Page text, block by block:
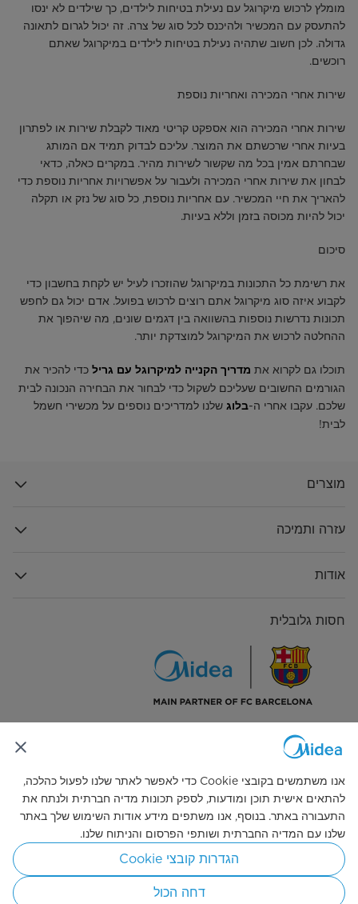
מומלץ לרכוש מיקרוגל עם נעילת בטיחות לילדים, כך שילדים לא ינסו
להתעסק עם המכשיר ולהיכנס לכל סוג של צרה. זה יכול לגרום לתאונה
גדולה. לכן חשוב שתהיה נעילת בטיחות לילדים במיקרוגל שאתם
רוכשים.
שירות אחרי המכירה ואחריות נוספת
שירות אחרי המכירה הוא אספקט קריטי מאוד לקבלת שירות או לפתרון
בעיות אחרי שרכשתם את המוצר. עליכם לבדוק תמיד אם המותג
שבחרתם אמין בכל מה שקשור לשירות מהיר. במקרים כאלה, כדאי
לבחון את שירות אחרי המכירה ולעבור על אפשרויות אחריות נוספת כדי
להאריך את חיי המכשיר. עם אחריות נוספת, כל סוג של נזק או תקלה
יכול להיות מכוסה בזמן וללא בעיות.
סיכום
את רשימת כל התכונות במיקרוגל שהוזכרו לעיל יש לקחת בחשבון כדי
לקבוע איזה סוג מיקרוגל אתם רוצים לרכוש בפועל. אדם יכול גם לחפש
תכונות נדרשות נוספות בהשוואה בין דגמים שונים, מה שיהפוך את
ההחלטה לרכוש את המיקרוגל למוצדקת יותר.
תוכלו גם לקרוא את מדריך הקנייה למיקרוגל עם גריל כדי להכיר את
הגורמים החשובים שעליכם לשקול כדי לבחור את הבחירה הנכונה לבית
שלכם. עקבו אחרי ה-בלוג שלנו למדריכים נוספים על מכשירי חשמל
לבית!
מוצרים
עזרה ותמיכה
אודות
חסות גלובלית
התחבר אלינו
Simply ideal
© 2026 זכויות היוצרים שייכות ל-Midea. כל הזכויות שמורות.
אנו משתמשים בקובצי Cookie כדי לאפשר לאתר שלנו לפעול כהלכה,
להתאים אישית תוכן ומודעות, לספק תכונות מדיה חברתית ולנתח את
התעבורה באתר. בנוסף, אנו משתפים מידע אודות השימוש שלך באתר
שלנו עם המדיה החברתית ושותפי הפרסום והניתוח שלנו.
הגדרות קובצי Cookie
דחה הכול